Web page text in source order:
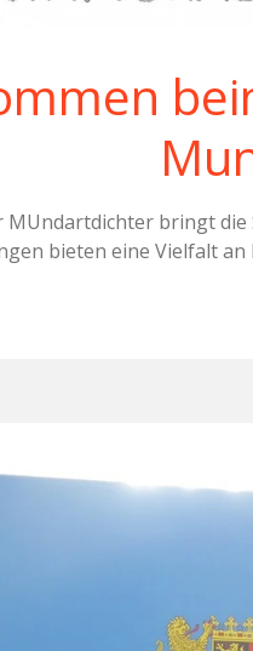
bringt
bieten eine Vielfalt